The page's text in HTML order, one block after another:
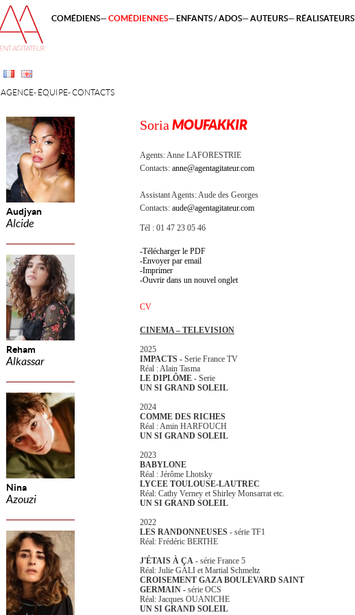
Audjyan
Alcide
Reham
Alkassar
Nina
Azouzi
AGENCE ÉQUIPE CONTACTS
COMÉDIENS COMÉDIENNES ENFANTS / ADOS AUTEURS RÉALISATEURS
Soria MOUFAKKIR
Agents:Anne LAFORESTRIE
Contacts: anne@agentagitateur.com
Assistant Agents:Aude des Georges
Contacts: aude@agentagitateur.com
Tél : 01 47 23 05 46
Télécharger le PDF
Envoyer par email
Imprimer
Ouvrir dans un nouvel onglet
CV
CINEMA – TELEVISION
2025
IMPACTS - Serie France TV
Réal : Alain Tasma
LE DIPLÔME - Serie
UN SI GRAND SOLEIL
2024
COMME DES RICHES
Réal : Amin HARFOUCH
UN SI GRAND SOLEIL
2023
BABYLONE
Réal : Jérôme Lhotsky
LYCEE TOULOUSE-LAUTREC
Réal: Cathy Verney et Shirley Monsarrat etc.
UN SI GRAND SOLEIL
2022
LES RANDONNEUSES - série TF1
Réal: Frédéric BERTHE
J'ÉTAIS À ÇA - série France 5
Réal: Julie GALI et Martial Schmeltz
CROISEMENT GAZA BOULEVARD SAINT
GERMAIN - série OCS
Réal: Jacques OUANICHE
UN SI GRAND SOLEIL